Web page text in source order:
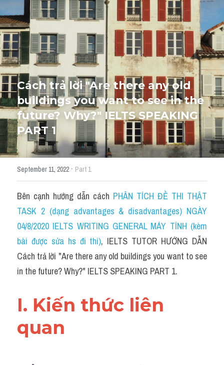
HỌC THỬ
Cách trả lời "Are there any old
buildings you want to see in the
future? Why?" IELTS SPEAKING
PART 1
September 11, 2022 · Part 1
Bên cạnh hướng dẫn cách PHÂN TÍCH ĐỀ THI THẬT
TASK 2 (dạng advantages & disadvantages) NGÀY
04/8/2020 IELTS WRITING GENERAL MÁY TÍNH (kèm
bài được sửa hs đi thi), IELTS TUTOR HƯỚNG DẪN
Cách trả lời "Are there any old buildings you want to see
in the future? Why?" IELTS SPEAKING PART 1.
I. Kiến thức liên
quan